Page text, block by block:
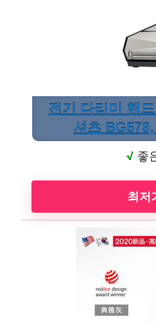
전기 다리미 핸
셔츠
√좋
최저